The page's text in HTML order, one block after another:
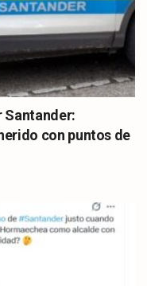
Santander:
con puntos de